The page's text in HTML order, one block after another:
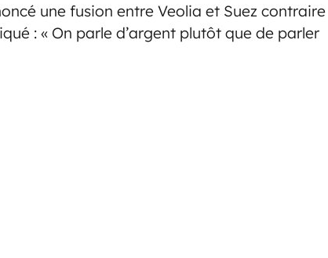
une fusion entre Veolia et Suez contraire
: « On parle d’argent plutôt que de parler